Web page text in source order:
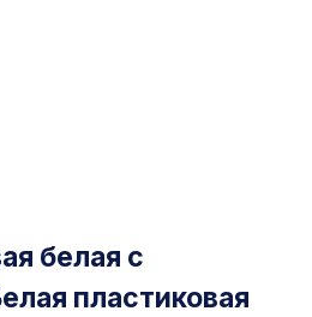
белая с
пластиковая